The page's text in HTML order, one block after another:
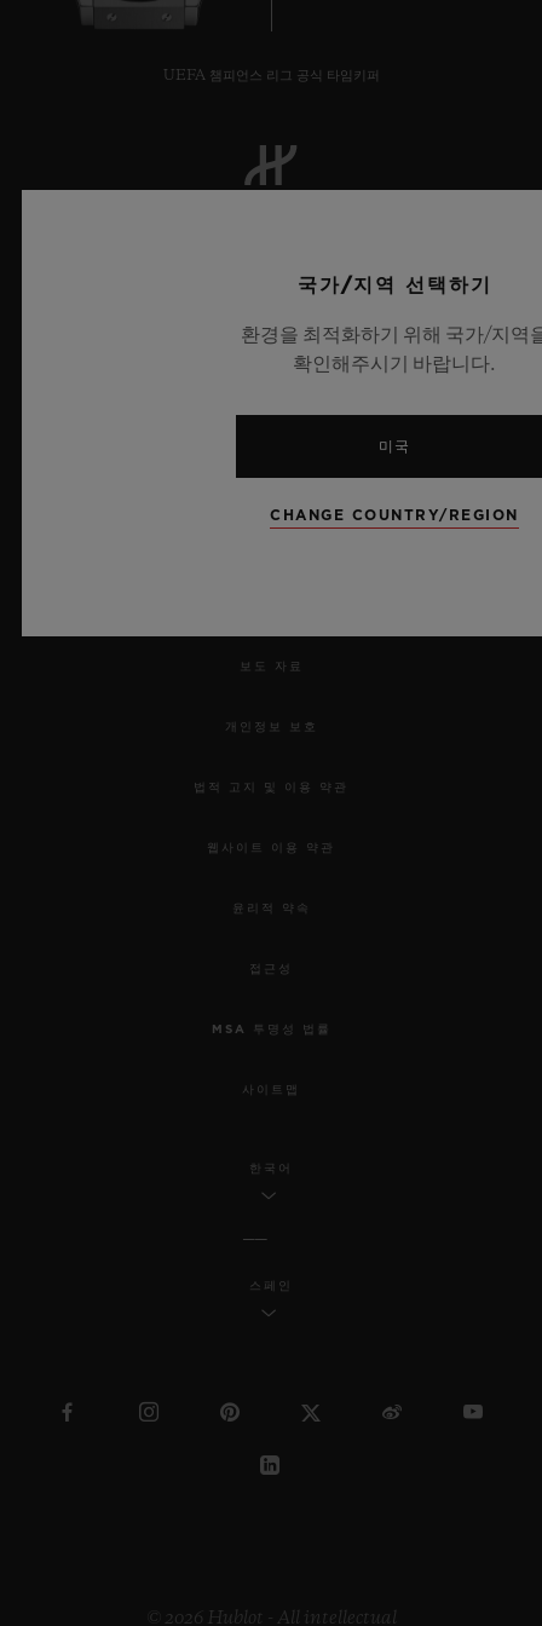
UEFA 챔피언스 리그 공식 타임키퍼
예약하기
보도 자료
개인정보 보호
법적 고지 및 이용 약관
웹사이트 이용 약관
윤리적 약속
접근성
MSA 투명성 법률
사이트맵
한국어
스페인
© 2026 Hublot - All intellectual
국가/지역 선택하기
환경을 최적화하기 위해 국가/지역
확인해주시기 바랍니다.
미국
CHANGE COUNTRY/REGION